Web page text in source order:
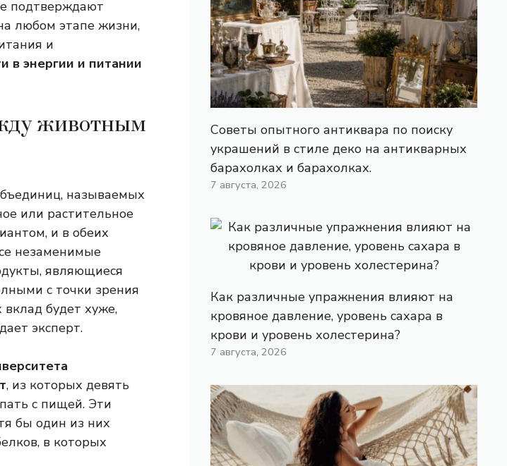
подтверждают
любом этапе жизни,
и
в энергии и питании
животным
называемых
или растительное
и в обеих
незаменимые
являющиеся
с точки зрения
будет хуже,
эксперт.
, из которых девять
с пищей. Эти
бы один из них
в которых
Советы опытного антиквара по поиску
украшений в стиле деко на антикварных
барахолках и барахолках.
7 августа, 2026
Как различные упражнения влияют на
кровяное давление, уровень сахара в
крови и уровень холестерина?
7 августа, 2026